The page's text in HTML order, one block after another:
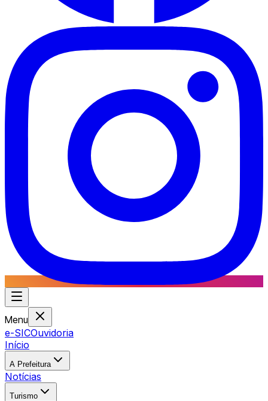
Menu
e-SICOuvidoria
Início
A Prefeitura
Notícias
Turismo